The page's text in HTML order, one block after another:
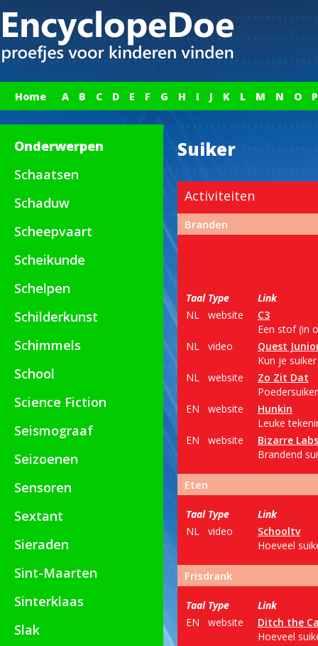
Home A B C D E F G H I J K L M N O P
Onderwerpen
Schaatsen
Schaduw
Scheepvaart
Scheikunde
Schelpen
Schilderkunst
Schimmels
School
Science Fiction
Seismograaf
Seizoenen
Sensoren
Sextant
Sieraden
Sint-Maarten
Sinterklaas
Slak
Suiker
Activiteiten
Branden
Taal Type
Link
NL
website
C3
Een stof (in
NL
video
Quest
Kun je
NL
website
Zo Zit Dat
EN
website
Hunkin
Leuke
EN
website
Bizarre Labs
Brandend
Eten
Taal Type
Link
NL
video
Schooltv
Hoeveel
Frisdrank
Taal Type
Link
EN
website
Ditch the
Hoeveel